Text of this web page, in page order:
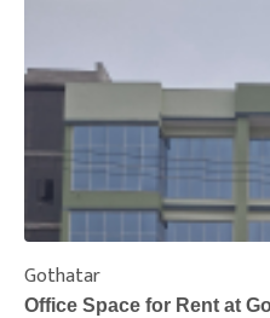
Gothatar
Office Space for Rent at